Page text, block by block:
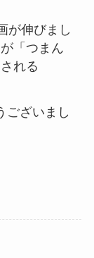
が伸びまし
「つまん
れる
ございまし